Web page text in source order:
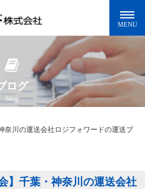
ログ
blog
奈川の運送会社ロジフォワードの運送ブ
】千葉・神奈川の運送会社